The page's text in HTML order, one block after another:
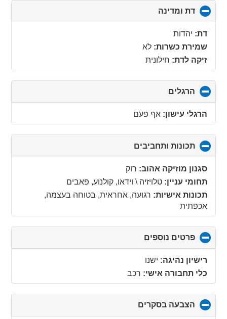
דת ומדינה
to
contents
דת: יהדות
שמירת כשרות: לא
זיקה לדת: חילונית
הרגלים
to
collapseהרגלי עישון: אף פעם
תכונות ותחביבים
to
collapse
contents
סגנון מוזיקה אהוב: רוק
תחומי עניין: טלויזיה \ וידאו, קולנוע, פאבים
תכונות אישיות: רגועה, אחראית, בטוחה בעצמה,
אכפתית
פרטים נוספים
to
רישיון נהיגה: ישנו
כלי תחבורה אישי: רכב
הצבעה בסקרים
to